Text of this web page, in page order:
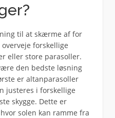
til at skærme af for
forskellige
eller store parasoller.
den bedste løsning
er altanparasoller
justeres i forskellige
skygge. Dette er
solen kan ramme fra